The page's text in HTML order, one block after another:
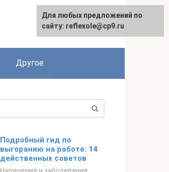
Другое
Подробный гид по
выгоранию на работе: 14
действенных советов
Нарушения и заболевания
Для любых предложений по
сайту: reflexole@cp9.ru